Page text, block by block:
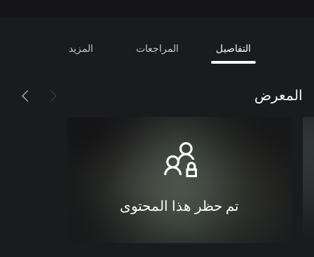
التفاصيل المراجعات المزيد
المعرض
تم حظر هذا المحتوى